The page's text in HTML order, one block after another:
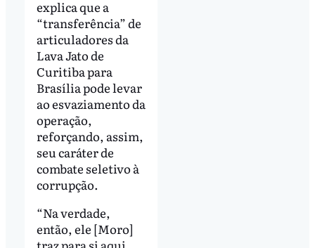
explica que a
“transferência” de
articuladores da
Lava Jato de
Curitiba para
Brasília pode levar
ao esvaziamento da
operação,
reforçando, assim,
seu caráter de
combate seletivo à
corrupção.
“Na verdade,
então, ele [Moro]